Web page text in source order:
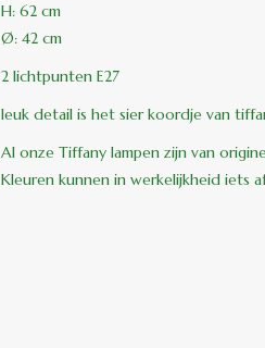
H: 62 cm
Ø: 42 cm
2 lichtpunten E27
leuk detail is het sier koordje van
Al onze Tiffany lampen zijn van
Kleuren kunnen in werkelijkheid iets